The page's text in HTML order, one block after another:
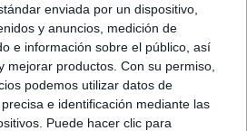
enviada por un dispositivo,
y anuncios, medición de
e información sobre el público, así
mejorar productos. Con su permiso,
podemos utilizar datos de
e identificación mediante las
Puede hacer clic para
Privacidad y Cookies